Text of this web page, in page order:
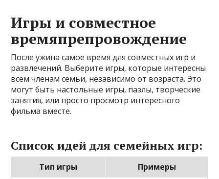
Игры и совместное
времяпрепровождение
После ужина самое время для совместных игр и
развлечений. Выберите игры, которые интересны
всем членам семьи, независимо от возраста. Это
могут быть настольные игры, пазлы, творческие
занятия, или просто просмотр интересного
фильма вместе.
Список идей для семейных игр:
Тип игры
Примеры